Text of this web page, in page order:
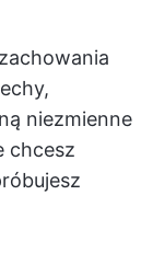
niezmienne
chcesz